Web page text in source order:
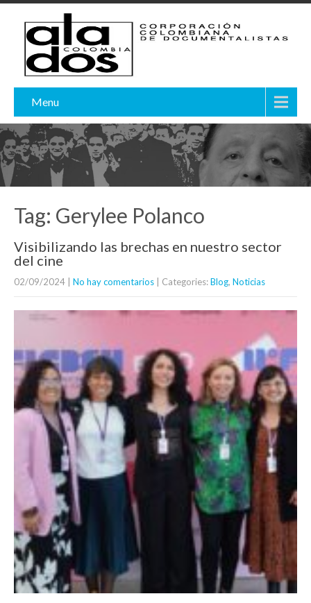
Menu
Tag: Gerylee Polanco
Visibilizando las brechas en nuestro sector
del cine
02/09/2024 | No hay comentarios | Categories:Blog, Noticias